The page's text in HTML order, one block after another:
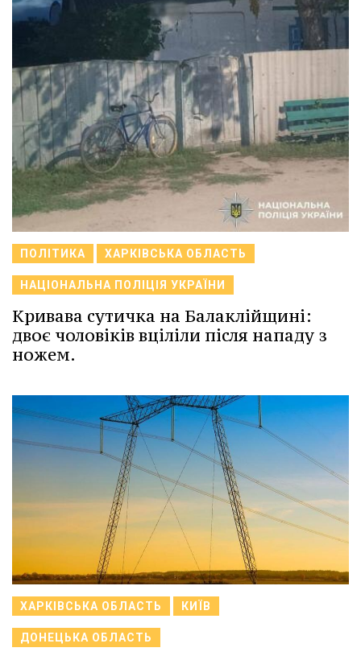
ПОЛІТИКА ХАРКІВСЬКА ОБЛАСТЬ
НАЦІОНАЛЬНА ПОЛІЦІЯ УКРАЇНИ
Кривава сутичка на Балаклійщині:
двоє чоловіків вціліли після нападу з
ножем.
ХАРКІВСЬКА ОБЛАСТЬ КИЇВ
ДОНЕЦЬКА ОБЛАСТЬ